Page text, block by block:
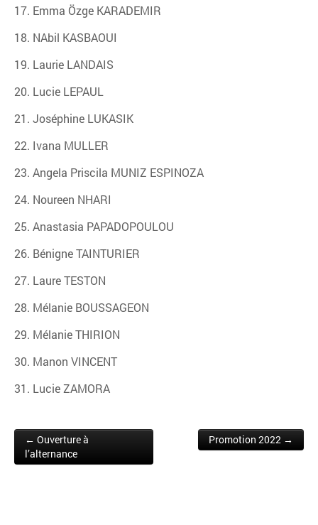
17. Emma Özge KARADEMIR
18. NAbil KASBAOUI
19. Laurie LANDAIS
20. Lucie LEPAUL
21. Joséphine LUKASIK
22. Ivana MULLER
23. Angela Priscila MUNIZ ESPINOZA
24. Noureen NHARI
25. Anastasia PAPADOPOULOU
26. Bénigne TAINTURIER
27. Laure TESTON
28. Mélanie BOUSSAGEON
29. Mélanie THIRION
30. Manon VINCENT
31. Lucie ZAMORA
Post navigation
← Ouverture à
l’alternance
Promotion 2022 →